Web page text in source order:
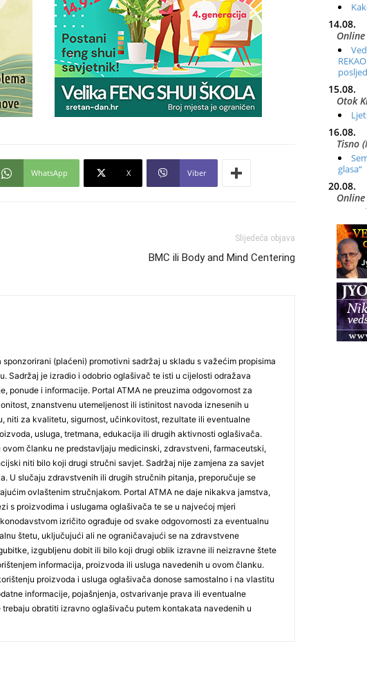
WhatsApp X Viber
Slijedeća objava
BMC ili Body and Mind Centering
(plaćeni) promotivni sadržaj u skladu s važećim propisima
Sadržaj je izradio i odobrio oglašivač te isti u cijelosti odražava
ponude i informacije. Portal ATMA ne preuzima odgovornost za
znanstvenu utemeljenost ili istinitost navoda iznesenih u
niti za kvalitetu, sigurnost, učinkovitost, rezultate ili eventualne
usluga, tretmana, edukacija ili drugih aktivnosti oglašivača.
ovom članku ne predstavljaju medicinski, zdravstveni, farmaceutski,
niti bilo koji drugi stručni savjet. Sadržaj nije zamjena za savjet
U slučaju zdravstvenih ili drugih stručnih pitanja, preporučuje se
ovlaštenim stručnjakom. Portal ATMA ne daje nikakva jamstva,
s proizvodima i uslugama oglašivača te se u najvećoj mjeri
izričito ograđuje od svake odgovornosti za eventualnu
štetu, uključujući ali ne ograničavajući se na zdravstvene
izgubljenu dobit ili bilo koji drugi oblik izravne ili neizravne štete
informacija, proizvoda ili usluga navedenih u ovom članku.
proizvoda i usluga oglašivača donose samostalno i na vlastitu
informacije, pojašnjenja, ostvarivanje prava ili eventualne
obratiti izravno oglašivaču putem kontakata navedenih u
14.08.
Online
15.08.
Otok
16.08.
Tisno
glasa“
20.08.
Online
21.08.
22.08.
Pula
23.08.
Pula